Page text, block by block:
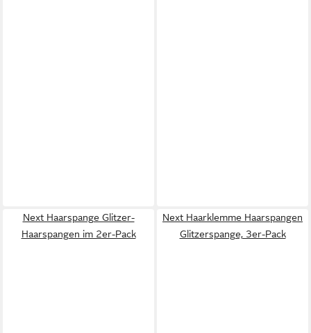
Next Haarspange Glitzer-
Haarspangen im 2er-Pack
Next Haarklemme Haarspangen
Glitzerspange, 3er-Pack